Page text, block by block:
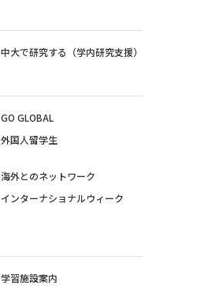
中大で研究する（学内研究支援）
GO GLOBAL
外国人留学生
海外とのネットワーク
インターナショナルウィーク
学習施設案内